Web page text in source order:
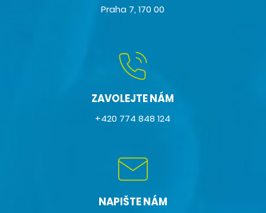
Praha 7, 170 00
ZAVOLEJTE NÁM
+420 774 848 124
NAPIŠTE NÁM